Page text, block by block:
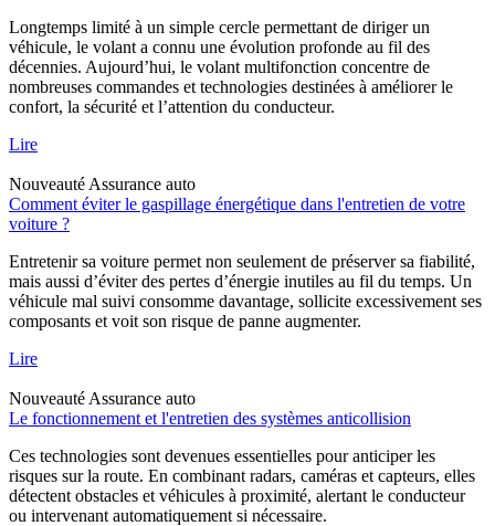
Longtemps limité à un simple cercle permettant de diriger un
véhicule, le volant a connu une évolution profonde au fil des
décennies. Aujourd’hui, le volant multifonction concentre de
nombreuses commandes et technologies destinées à améliorer le
confort, la sécurité et l’attention du conducteur.
Lire
Nouveauté Assurance auto
Comment éviter le gaspillage énergétique dans l'entretien de votre
voiture ?
Entretenir sa voiture permet non seulement de préserver sa fiabilité,
mais aussi d’éviter des pertes d’énergie inutiles au fil du temps. Un
véhicule mal suivi consomme davantage, sollicite excessivement ses
composants et voit son risque de panne augmenter.
Lire
Nouveauté Assurance auto
Le fonctionnement et l'entretien des systèmes anticollision
Ces technologies sont devenues essentielles pour anticiper les
risques sur la route. En combinant radars, caméras et capteurs, elles
détectent obstacles et véhicules à proximité, alertant le conducteur
ou intervenant automatiquement si nécessaire.